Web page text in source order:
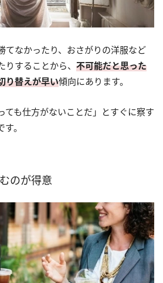
てなかったり、おさがりの洋服など
することから、 不可能だと思った
り替えが早い傾向にあります。
ても仕方がないことだ」とすぐに察す
。
のが得意